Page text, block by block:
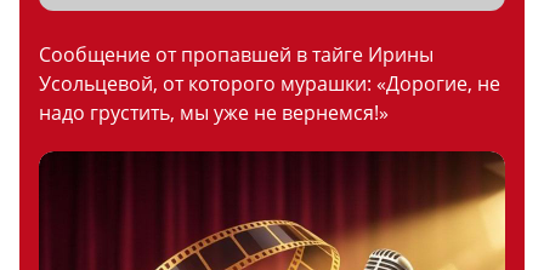
Сообщение от пропавшей в тайге Ирины
Усольцевой, от которого мурашки: «Дорогие, не
надо грустить, мы уже не вернемся!»